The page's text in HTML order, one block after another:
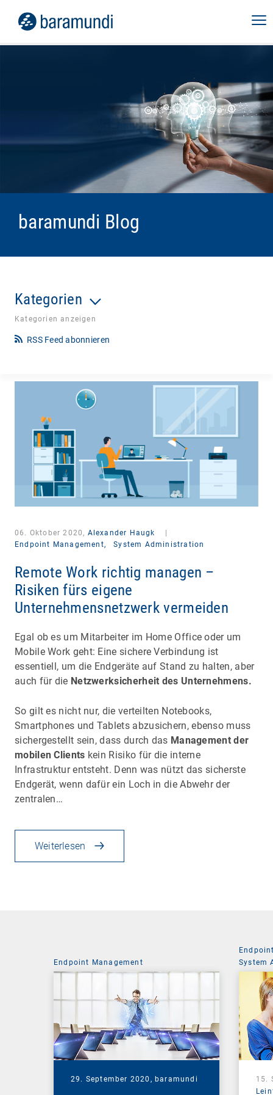
baramundi Blog
Kategorien
Kategorien anzeigen
RSS Feed abonnieren
06. Oktober 2020, Alexander Haugk
Endpoint Management,
System Administration
Remote Work richtig managen –
Risiken fürs eigene
Unternehmensnetzwerk vermeiden
Egal ob es um Mitarbeiter im Home Office oder um
Mobile Work geht: Eine sichere Verbindung ist
essentiell, um die Endgeräte auf Stand zu halten, aber
auch für die Netzwerksicherheit des Unternehmens.
So gilt es nicht nur, die verteilten Notebooks,
Smartphones und Tablets abzusichern, ebenso muss
sichergestellt sein, dass durch das Management der
mobilen Clients kein Risiko für die interne
Infrastruktur entsteht. Denn was nützt das sicherste
Endgerät, wenn dafür ein Loch in die Abwehr der
zentralen…
Weiterlesen
Endpoint Management
29. September 2020, baramundi
System
15.